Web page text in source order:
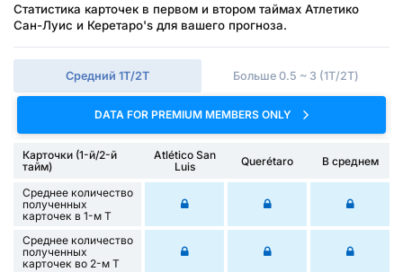
Статистика карточек в первом и втором таймах Атлетико
Сан-Луис и Керетаро's для вашего прогноза.
Средний 1Т/2Т Больше 0.5 ~ 3 (1Т/2Т)
DATA FOR PREMIUM MEMBERS ONLY
Карточки (1-й/2-й
тайм)
Atlético San
Luis
Querétaro В среднем
Среднее количество
полученных
карточек в 1-м Т
Среднее количество
полученных
карточек во 2-м Т